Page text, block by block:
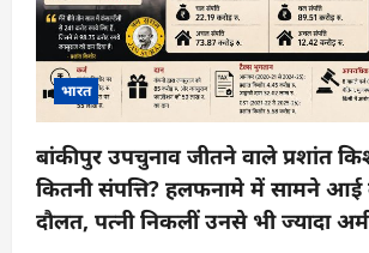
भारत
बांकीपुर उपचुनाव जीतने वाले प्रशांत
कितनी संपत्ति? हलफनामे में सामने आई
दौलत, पत्नी निकलीं उनसे भी ज्यादा